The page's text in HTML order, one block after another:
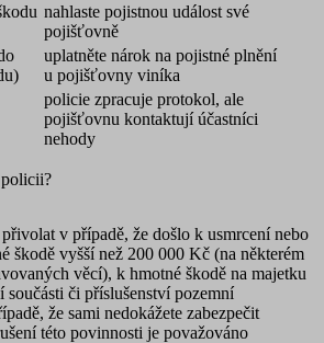
nahlaste pojistnou událost své
pojišťovně
uplatněte nárok na pojistné plnění
u pojišťovny viníka
policie zpracuje protokol, ale
pojišťovnu kontaktují účastníci
nehody
v případě, že došlo k usmrcení nebo
škodě vyšší než 200 000 Kč (na některém
věcí), k hmotné škodě na majetku
součásti či příslušenství pozemní
že sami nedokážete zabezpečit
této povinnosti je považováno